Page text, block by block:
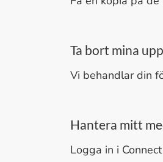
Ta bort mina
Vi behandlar din
Hantera mitt
Logga in i